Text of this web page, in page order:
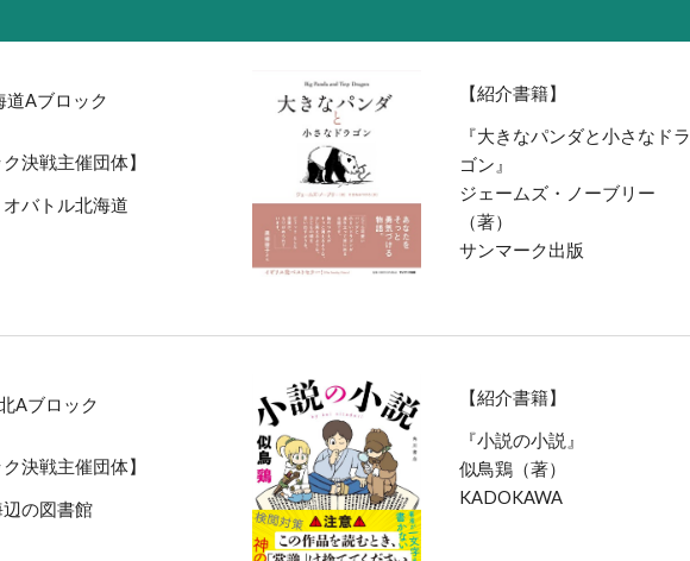
道Aブロック
ク決戦主催団体】
オバトル北海道
【紹介書籍】
『大きなパンダと小さなドラ
ゴン』
ジェームズ・ノーブリー
（著）
サンマーク出版
Aブロック
ク決戦主催団体】
辺の図書館
【紹介書籍】
『小説の小説』
似鳥鶏（著）
KADOKAWA